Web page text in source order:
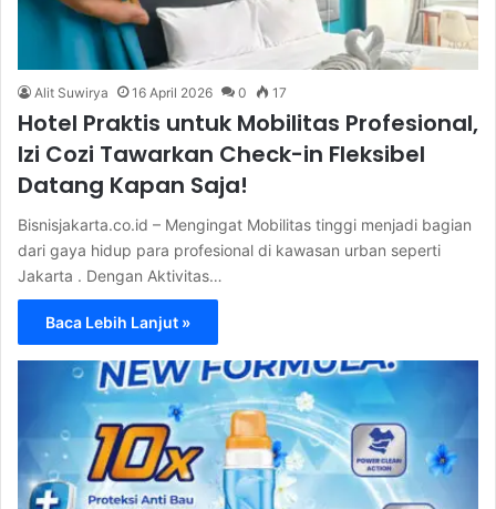
Alit Suwirya 16 April 2026 0 17
Hotel Praktis untuk Mobilitas Profesional,
Izi Cozi Tawarkan Check-in Fleksibel
Datang Kapan Saja!
Bisnisjakarta.co.id – Mengingat Mobilitas tinggi menjadi bagian
dari gaya hidup para profesional di kawasan urban seperti
Jakarta . Dengan Aktivitas…
Baca Lebih Lanjut »